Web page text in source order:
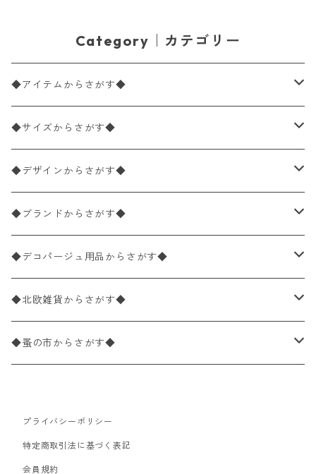
Category｜カテゴリー
◆アイテムからさがす◆
ペーパーナプキン2枚バラ売り
ペーパーナプキン1枚バラ売り
ペーパーナプキン20枚入りパック
ペーパーナプキン10枚入りパック
ライスペーパー
ペーパーリネンナプキン
ワックスペーパー
デコパージュ用品
◆サイズからさがす◆
33×33cm（ランチサイズ）
バラ売り
パック売り
25×25cm（カクテルサイズ）
バラ売り
パック売り
40×40cm（ディナーサイズ）
バラ売り
パック売り
21×21cm（ポケットサイズ）
バラ売り
33cm（ラウンド）
◆デザインからさがす◆
花柄
植物・グリーン柄
動物・鳥・昆虫・蝶柄
海・魚柄
食べ物・フルーツ・野菜・ドリンク柄
食器・カトラリー柄
◆ブランドからさがす◆
ドイツ製 IHR/イア
ランチサイズ
カクテルサイズ
ドイツ製 Ambiente/アンビエンテ
ランチサイズ
ドイツ製 Paperproducts Design
カクテルサイズ
ランチサイズ
カクテルサイズ
ドイツ製 ti-flair/ティーフレア
ランチサイズ
ドイツ製 PAW/パウ
◆デコパージュ用品からさがす◆
デコパージュ液
デコパージュ下地
デコパージュはさみ
3Dデコパージュ
◆北欧雑貨からさがす◆
シリコンモールド
トレイ
ポスター・カレンダー
◆蚤の市からさがす◆
北欧雑貨
デコパージュ用品
プライバシーポリシー
特定商取引法に基づく表記
会員規約